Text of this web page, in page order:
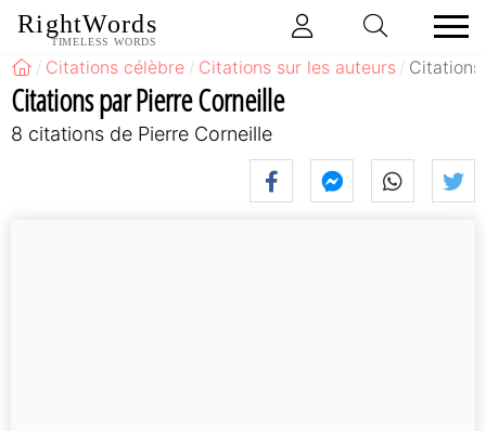
RightWords
TIMELESS WORDS
Citations célèbre Citations sur les auteurs
Citations par Pierre Corneille
8 citations de Pierre Corneille